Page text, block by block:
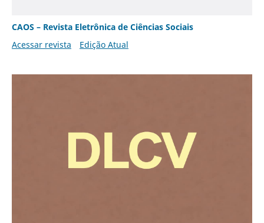
CAOS – Revista Eletrônica de Ciências Sociais
Acessar revista
Edição Atual